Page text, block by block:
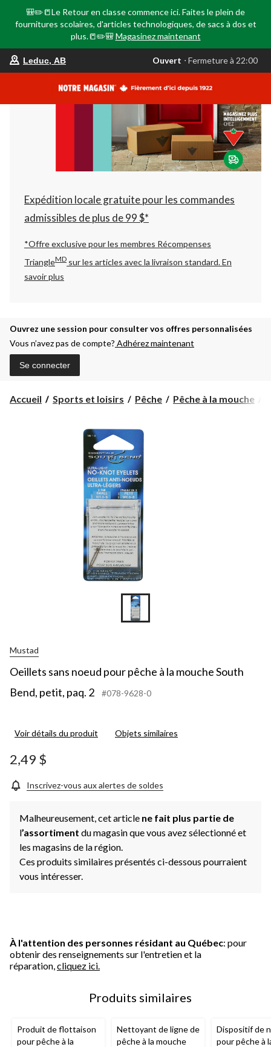
🎒✏️📒Le Retour en classe commence ici. Faites le plein de
fournitures scolaires, d'articles technologiques, de sacs à dos et
plus.📒✏️🎒 Magasinez maintenant
votre
est
AB,
Ouvert,
Fermeture
à
22:00
changer
Leduc, AB Ouvert ⋅ Fermeture à 22:00
Expédition locale gratuite pour les commandes
admissibles de plus de 99 $*
*Offre exclusive pour les membres Récompenses
TriangleMD sur les articles avec la livraison standard.En
savoir plus
Ouvrez une session pour consulter vos offres personnalisées
Vous n’avez pas de compte? Adhérez maintenant
Se connecter
Accueil Sports et loisirs Pêche Pêche à la mouche
Mustad
Oeillets sans noeud pour pêche à la mouche South
Bend, petit, paq. 2
#078-9628-0
Voir détails du produit Objets similaires
2,49 $
Inscrivez-vous aux alertes de soldes
Malheureusement, cet article ne fait plus partie de
l’assortiment du magasin que vous avez sélectionné et
les magasins de la région.
Ces produits similaires présentés ci-dessous pourraient
vous intéresser.
À l'attention des personnes résidant au Québec: pour
obtenir des renseignements sur l'entretien et la
réparation, cliquez ici.
Produits similaires
Produit de flottaison
pour pêche à la
Nettoyant de ligne de
pêche à la mouche
Dispositif de
pour pêche à